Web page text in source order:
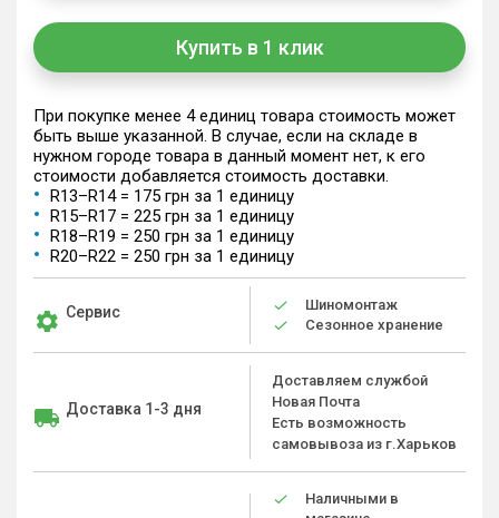
Купить в 1 клик
При покупке менее 4 единиц товара стоимость может
быть выше указанной. В случае, если на складе в
нужном городе товара в данный момент нет, к его
стоимости добавляется стоимость доставки.
R13–R14 = 175 грн за 1 единицу
R15–R17 = 225 грн за 1 единицу
R18–R19 = 250 грн за 1 единицу
R20–R22 = 250 грн за 1 единицу
Сервис
Шиномонтаж
Сезонное хранение
Доставка 1-3 дня
Доставляем службой
Новая Почта
Есть возможность
самовывоза из г.Харьков
Наличными в